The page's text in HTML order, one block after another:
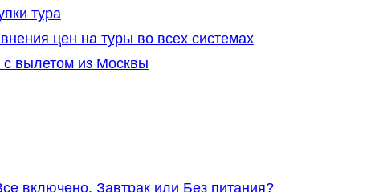
тура
цен на туры во всех системах
вылетом из Москвы
включено, Завтрак или Без питания?